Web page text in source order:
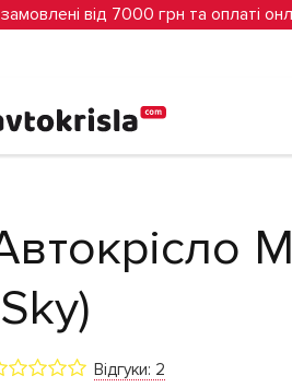
від 7000 грн та оплаті
Відгуки: 2